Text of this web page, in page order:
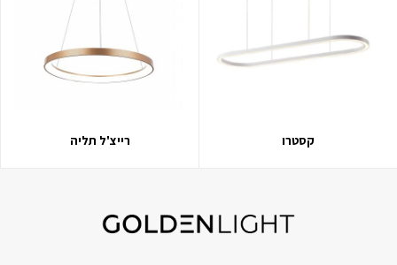
קסטרו רייצ'ל תליה